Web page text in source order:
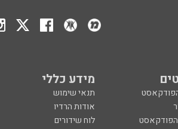
מידע כללי
תנאי שימוש
אודות הרדיו
הפודקאסט
לוח שידורים